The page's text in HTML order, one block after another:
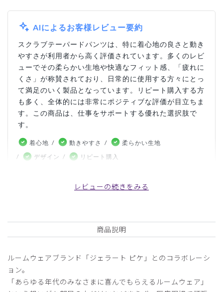
AIによるお客様レビュー要約
スクラブテーパードパンツは、特に着心地の良さと動き
やすさが利用者から高く評価されています。多くのレビ
ューでその柔らかい生地や快適なフィット感、「疲れに
くさ」が称賛されており、日常的に使用する方々にとっ
て満足のいく製品となっています。リピート購入する方
も多く、全体的には非常にポジティブな評価が目立ちま
す。この商品は、仕事をサポートする優れた選択肢で
す。
着心地 動きやすさ
柔らかい生地
デザイン
リピート購入
す。本サイトの公式な見解を示すものではありません。
評価順 いいね数順
ちょこん様
レビューの続きをみる
商品説明
ルームウェアブランド「ジェラート ピケ」とのコラボレーシ
ョン。
「あらゆる年代のみなさまに喜んでもらえるルームウェア」